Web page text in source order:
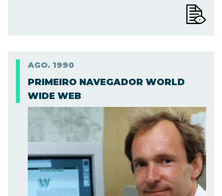
AGO. 1990
PRIMEIRO NAVEGADOR WORLD
WIDE WEB